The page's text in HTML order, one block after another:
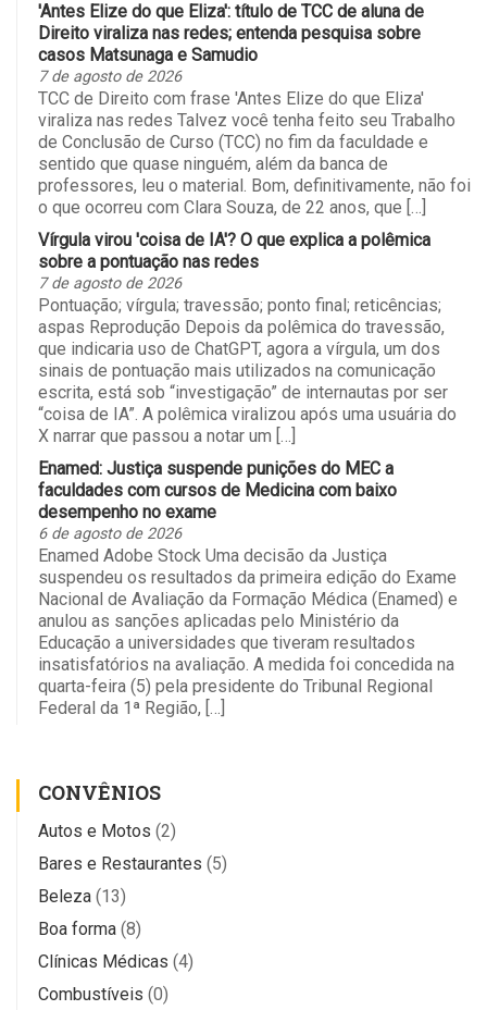
'Antes Elize do que Eliza': título de TCC de aluna de
Direito viraliza nas redes; entenda pesquisa sobre
casos Matsunaga e Samudio
7 de agosto de 2026
TCC de Direito com frase 'Antes Elize do que Eliza'
viraliza nas redes Talvez você tenha feito seu Trabalho
de Conclusão de Curso (TCC) no fim da faculdade e
sentido que quase ninguém, além da banca de
professores, leu o material. Bom, definitivamente, não foi
o que ocorreu com Clara Souza, de 22 anos, que […]
Vírgula virou 'coisa de IA'? O que explica a polêmica
sobre a pontuação nas redes
7 de agosto de 2026
Pontuação; vírgula; travessão; ponto final; reticências;
aspas Reprodução Depois da polêmica do travessão,
que indicaria uso de ChatGPT, agora a vírgula, um dos
sinais de pontuação mais utilizados na comunicação
escrita, está sob “investigação” de internautas por ser
“coisa de IA”. A polêmica viralizou após uma usuária do
X narrar que passou a notar um […]
Enamed: Justiça suspende punições do MEC a
faculdades com cursos de Medicina com baixo
desempenho no exame
6 de agosto de 2026
Enamed Adobe Stock Uma decisão da Justiça
suspendeu os resultados da primeira edição do Exame
Nacional de Avaliação da Formação Médica (Enamed) e
anulou as sanções aplicadas pelo Ministério da
Educação a universidades que tiveram resultados
insatisfatórios na avaliação. A medida foi concedida na
quarta-feira (5) pela presidente do Tribunal Regional
Federal da 1ª Região, […]
CONVÊNIOS
Autos e Motos (2)
Bares e Restaurantes (5)
Beleza (13)
Boa forma (8)
Clínicas Médicas (4)
Combustíveis (0)